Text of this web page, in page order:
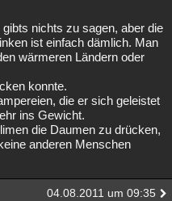
Allmystery English
Neue
nichts zu sagen, aber die
ist einfach dämlich. Man
wärmeren Ländern oder
konnte.
die er sich geleistet
ins Gewicht.
die Daumen zu drücken,
anderen Menschen
04.08.2011 um 09:35